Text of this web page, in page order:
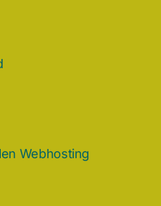
Webhosting